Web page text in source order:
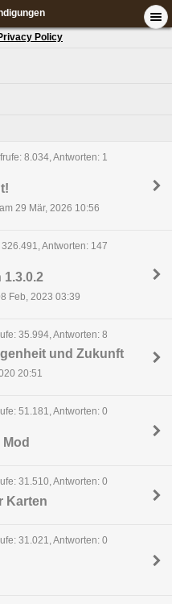
Policy
8.034, Antworten: 1
29 Mär, 2026 10:56
Antworten: 147
Feb, 2023 03:39
35.994, Antworten: 8
und Zukunft
20:51
51.181, Antworten: 0
31.510, Antworten: 0
Karten
31.021, Antworten: 0